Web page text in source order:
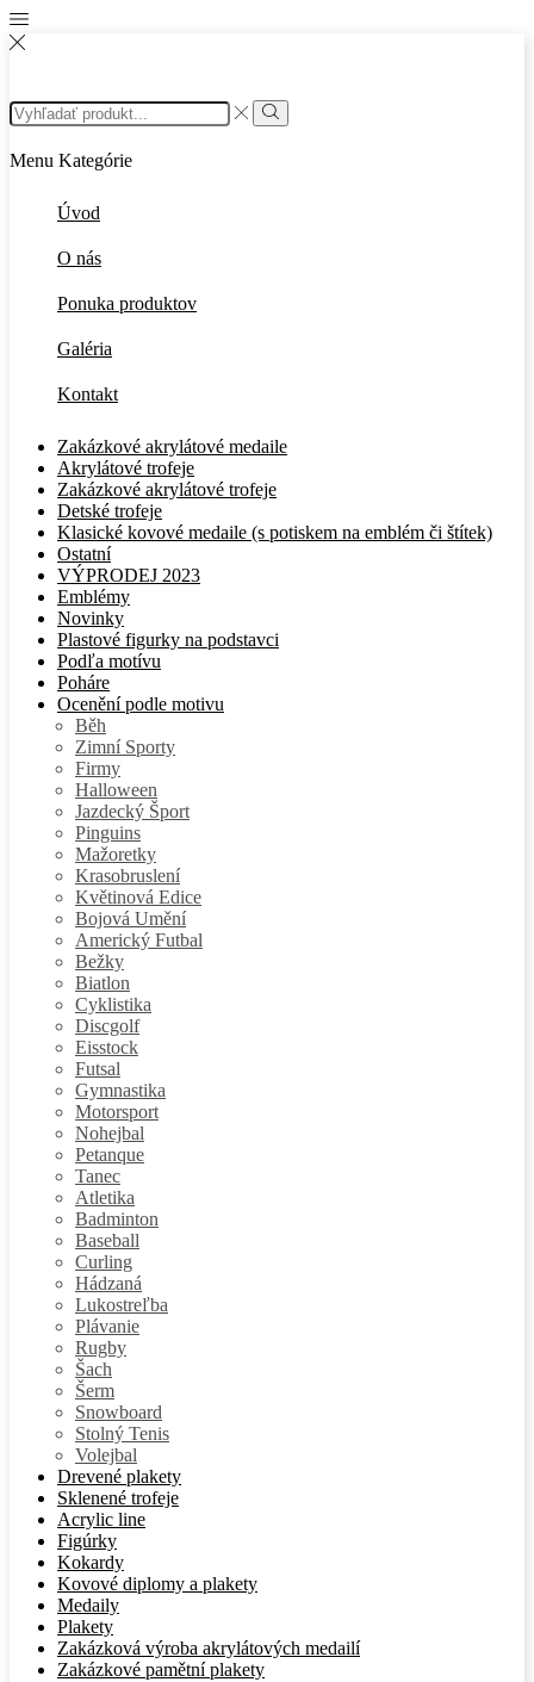
Search
input
Search
Menu Kategórie
Úvod
O nás
Ponuka produktov
Galéria
Kontakt
Zakázkové akrylátové medaile
Akrylátové trofeje
Zakázkové akrylátové trofeje
Detské trofeje
Klasické kovové medaile (s potiskem na emblém či štítek)
Ostatní
VÝPRODEJ 2023
Emblémy
Novinky
Plastové figurky na podstavci
Podľa motívu
Poháre
Ocenění podle motivu
Běh
Zimní Sporty
Firmy
Halloween
Jazdecký Šport
Pinguins
Mažoretky
Krasobruslení
Květinová Edice
Bojová Umění
Americký Futbal
Bežky
Biatlon
Cyklistika
Discgolf
Eisstock
Futsal
Gymnastika
Motorsport
Nohejbal
Petanque
Tanec
Atletika
Badminton
Baseball
Curling
Hádzaná
Lukostreľba
Plávanie
Rugby
Šach
Šerm
Snowboard
Stolný Tenis
Volejbal
Drevené plakety
Sklenené trofeje
Acrylic line
Figúrky
Kokardy
Kovové diplomy a plakety
Medaily
Plakety
Zakázková výroba akrylátových medailí
Zakázkové pamětní plakety